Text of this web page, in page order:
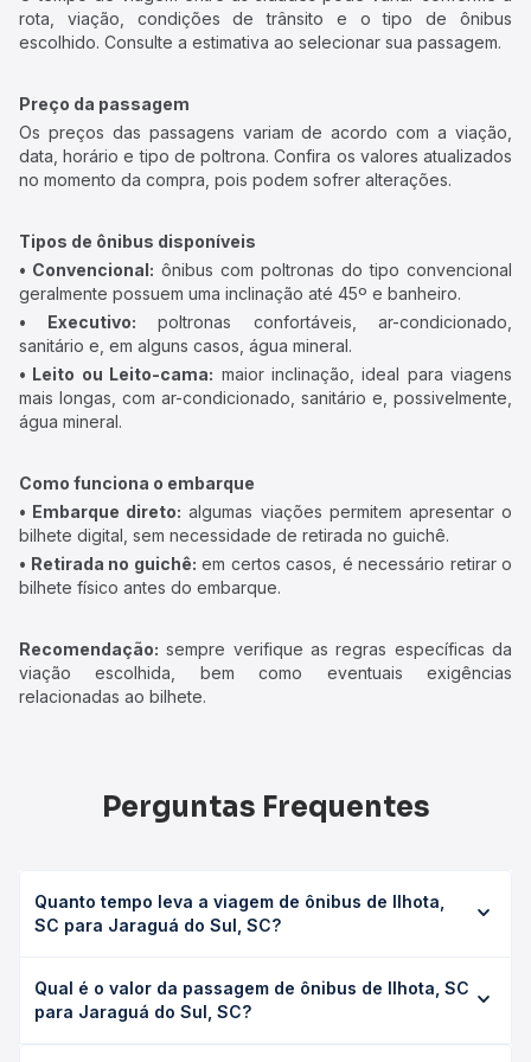
rota, viação, condições de trânsito e o tipo de ônibus
escolhido. Consulte a estimativa ao selecionar sua passagem.
Preço da passagem
Os preços das passagens variam de acordo com a viação,
data, horário e tipo de poltrona. Confira os valores atualizados
no momento da compra, pois podem sofrer alterações.
Tipos de ônibus disponíveis
• Convencional: ônibus com poltronas do tipo convencional
geralmente possuem uma inclinação até 45º e banheiro.
• Executivo: poltronas confortáveis, ar-condicionado,
sanitário e, em alguns casos, água mineral.
• Leito ou Leito-cama: maior inclinação, ideal para viagens
mais longas, com ar-condicionado, sanitário e, possivelmente,
água mineral.
Como funciona o embarque
• Embarque direto: algumas viações permitem apresentar o
bilhete digital, sem necessidade de retirada no guichê.
• Retirada no guichê: em certos casos, é necessário retirar o
bilhete físico antes do embarque.
Recomendação: sempre verifique as regras específicas da
viação escolhida, bem como eventuais exigências
relacionadas ao bilhete.
Perguntas Frequentes
Quanto tempo leva a viagem de ônibus de Ilhota,
SC para Jaraguá do Sul, SC?
leva em média 3h 27min, podendo variar conforme a
viação, o tipo de serviço (convencional, executivo ou
Qual é o valor da passagem de ônibus de Ilhota, SC
para Jaraguá do Sul, SC?